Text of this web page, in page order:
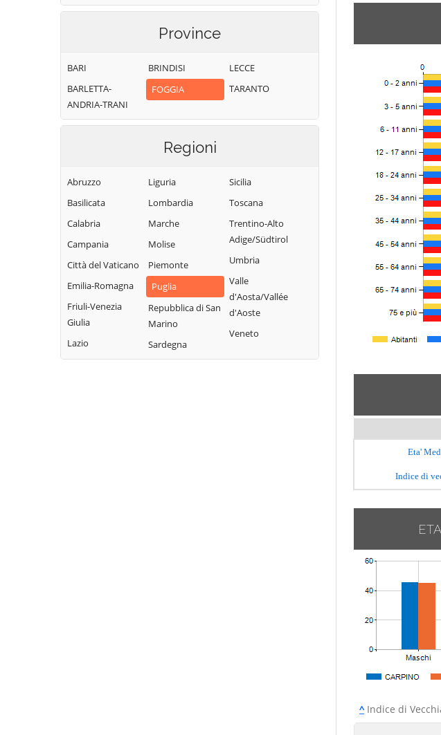
Carlantino
Monterotaro
Casalvecchio di
Puglia
Castelluccio dei
Valmaggiore
Castelnuovo
della Daunia
Valfortore
Chieuti
Sant'Angelo
Monteleone di
Motta
Montecorvino
Ordona
Orsara di Puglia
Orta Nova
Peschici
Pietramontecorvino
Poggio Imperiale
Rignano
Garganico
Rocchetta
Sant'Antonio
San Paolo di
Sant'Agata di
Puglia
Serracapriola
Stornara
Troia
Vico del Gargano
Vieste
Volturara Appula
Province
BARI
BARLETTA-
ANDRIA-TRANI
BRINDISI
FOGGIA
LECCE
TARANTO
Regioni
Abruzzo
Basilicata
Calabria
Campania
Città del Vaticano
Emilia-Romagna
Friuli-Venezia
Giulia
Lazio
Liguria
Lombardia
Marche
Molise
Piemonte
Puglia
Repubblica di San
Marino
Sardegna
Sicilia
Toscana
Trentino-Alto
Adige/Südtirol
Umbria
Valle
d'Aosta/Vallée
d'Aoste
Veneto
Eta'
Indice di
^Indice di